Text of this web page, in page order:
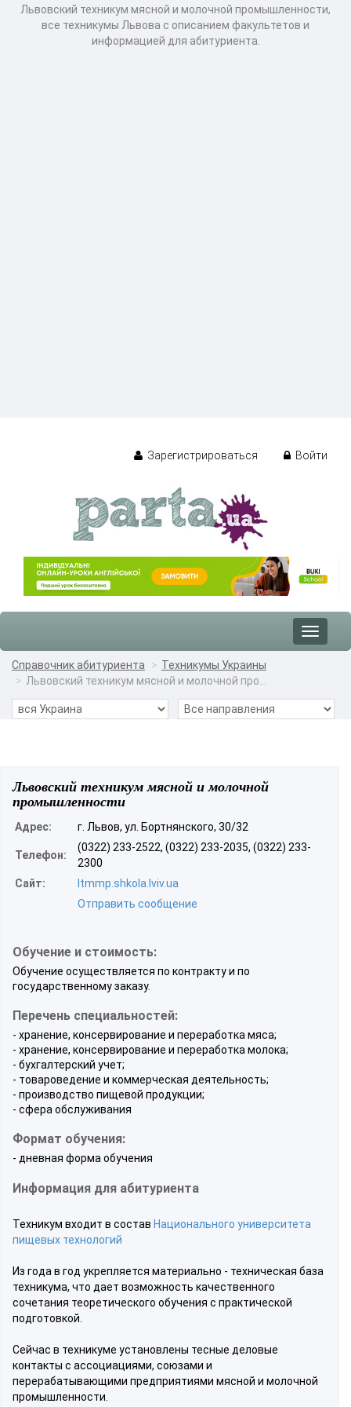
Львовский техникум мясной и молочной промышленности,
все техникумы Львова с описанием факультетов и
информацией для абитуриента.
Зарегистрироваться Войти
Toggle
Справочник абитуриента
Техникумы Украины
Львовский техникум мясной и молочной про...
Львовский техникум мясной и молочной
промышленности
Адрес: г. Львов, ул. Бортнянского, 30/32
Телефон:
(0322) 233-2522, (0322) 233-2035, (0322) 233-
2300
Сайт:
ltmmp.shkola.lviv.ua
Отправить сообщение
Обучение и стоимость:
Обучение осуществляется по контракту и по
государственному заказу.
Перечень специальностей:
- хранение, консервирование и переработка мяса;
- хранение, консервирование и переработка молока;
- бухгалтерский учет;
- товароведение и коммерческая деятельность;
- производство пищевой продукции;
- сфера обслуживания
Формат обучения:
- дневная форма обучения
Информация для абитуриента
Техникум входит в состав Национального университета
пищевых технологий
Из года в год укрепляется материально - техническая база
техникума, что дает возможность качественного
сочетания теоретического обучения с практической
подготовкой.
Сейчас в техникуме установлены тесные деловые
контакты с ассоциациями, союзами и
перерабатывающими предприятиями мясной и молочной
промышленности.